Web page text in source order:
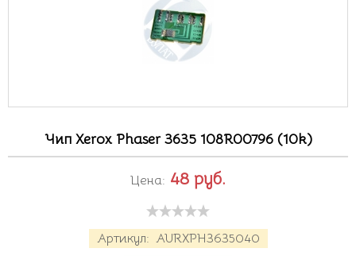
Чип Xerox Phaser 3635 108R00796 (10k)
Артикул: AURXPH3635040
Цена: 48 руб.